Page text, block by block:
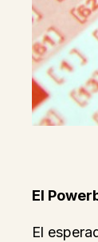
El
El